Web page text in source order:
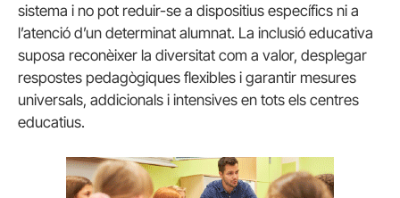
sistema i no pot reduir-se a dispositius específics ni a
l’atenció d’un determinat alumnat. La inclusió educativa
suposa reconèixer la diversitat com a valor, desplegar
respostes pedagògiques flexibles i garantir mesures
universals, addicionals i intensives en tots els centres
educatius.